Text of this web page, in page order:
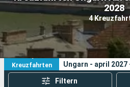
2028
4
Abfahrtsmonat
Häfen
4
Kreuzfahrten
Ihre Suchkriterien:
Ungarn - april 2027
Filtern